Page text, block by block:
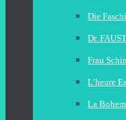
Die
Dr.
Frau
L’heure
La